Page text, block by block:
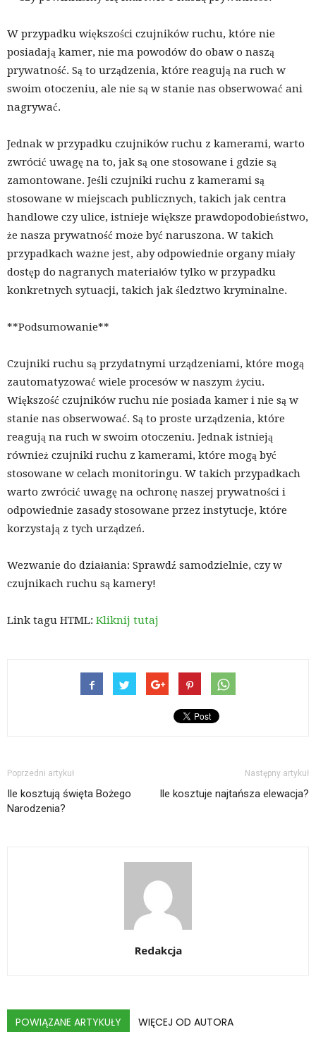
W przypadku większości czujników ruchu, które nie
posiadają kamer, nie ma powodów do obaw o naszą
prywatność. Są to urządzenia, które reagują na ruch w
swoim otoczeniu, ale nie są w stanie nas obserwować ani
nagrywać.
Jednak w przypadku czujników ruchu z kamerami, warto
zwrócić uwagę na to, jak są one stosowane i gdzie są
zamontowane. Jeśli czujniki ruchu z kamerami są
stosowane w miejscach publicznych, takich jak centra
handlowe czy ulice, istnieje większe prawdopodobieństwo,
że nasza prywatność może być naruszona. W takich
przypadkach ważne jest, aby odpowiednie organy miały
dostęp do nagranych materiałów tylko w przypadku
konkretnych sytuacji, takich jak śledztwo kryminalne.
**Podsumowanie**
Czujniki ruchu są przydatnymi urządzeniami, które mogą
zautomatyzować wiele procesów w naszym życiu.
Większość czujników ruchu nie posiada kamer i nie są w
stanie nas obserwować. Są to proste urządzenia, które
reagują na ruch w swoim otoczeniu. Jednak istnieją
również czujniki ruchu z kamerami, które mogą być
stosowane w celach monitoringu. W takich przypadkach
warto zwrócić uwagę na ochronę naszej prywatności i
odpowiednie zasady stosowane przez instytucje, które
korzystają z tych urządzeń.
Wezwanie do działania: Sprawdź samodzielnie, czy w
czujnikach ruchu są kamery!
Link tagu HTML: Kliknij tutaj
Poprzedni artykuł
Ile kosztują święta Bożego
Narodzenia?
Następny artykuł
Ile kosztuje najtańsza elewacja?
Redakcja
POWIĄZANE ARTYKUŁY WIĘCEJ OD AUTORA